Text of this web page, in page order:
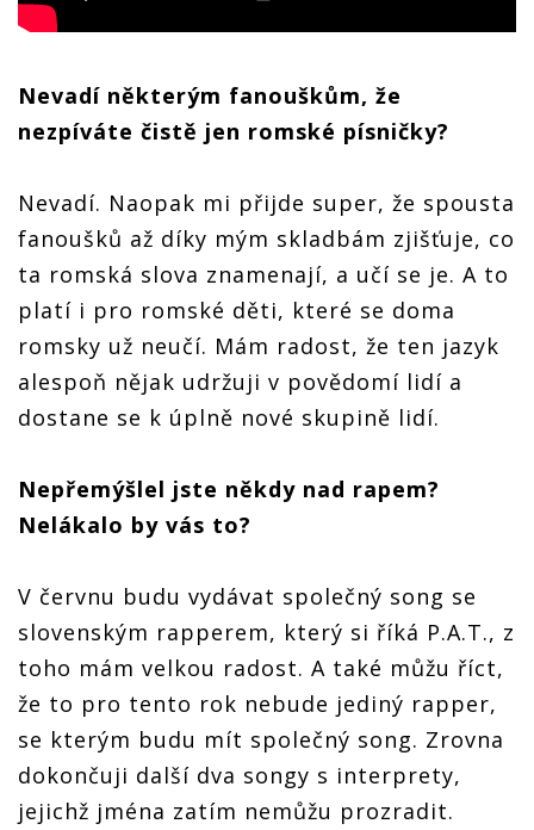
Nevadí některým fanouškům, že
nezpíváte čistě jen romské písničky?
Nevadí. Naopak mi přijde super, že spousta
fanoušků až díky mým skladbám zjišťuje, co
ta romská slova znamenají, a učí se je. A to
platí i pro romské děti, které se doma
romsky už neučí. Mám radost, že ten jazyk
alespoň nějak udržuji v povědomí lidí a
dostane se k úplně nové skupině lidí.
Nepřemýšlel jste někdy nad rapem?
Nelákalo by vás to?
V červnu budu vydávat společný song se
slovenským rapperem, který si říká P.A.T., z
toho mám velkou radost. A také můžu říct,
že to pro tento rok nebude jediný rapper,
se kterým budu mít společný song. Zrovna
dokončuji další dva songy s interprety,
jejichž jména zatím nemůžu prozradit.